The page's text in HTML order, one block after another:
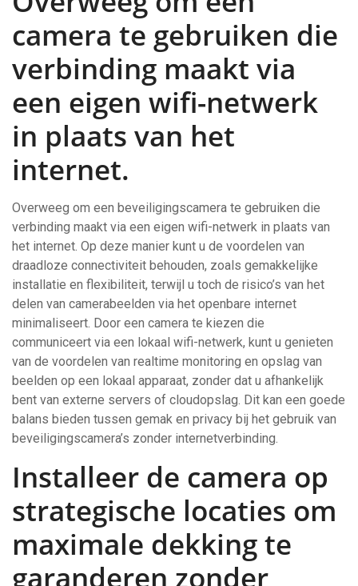
camera te gebruiken die
verbinding maakt via
een eigen wifi-netwerk
in plaats van het
internet.
Overweeg om een beveiligingscamera te gebruiken die
verbinding maakt via een eigen wifi-netwerk in plaats van
het internet. Op deze manier kunt u de voordelen van
draadloze connectiviteit behouden, zoals gemakkelijke
installatie en flexibiliteit, terwijl u toch de risico’s van het
delen van camerabeelden via het openbare internet
minimaliseert. Door een camera te kiezen die
communiceert via een lokaal wifi-netwerk, kunt u genieten
van de voordelen van realtime monitoring en opslag van
beelden op een lokaal apparaat, zonder dat u afhankelijk
bent van externe servers of cloudopslag. Dit kan een goede
balans bieden tussen gemak en privacy bij het gebruik van
beveiligingscamera’s zonder internetverbinding.
Installeer de camera op
strategische locaties om
maximale dekking te
garanderen zonder